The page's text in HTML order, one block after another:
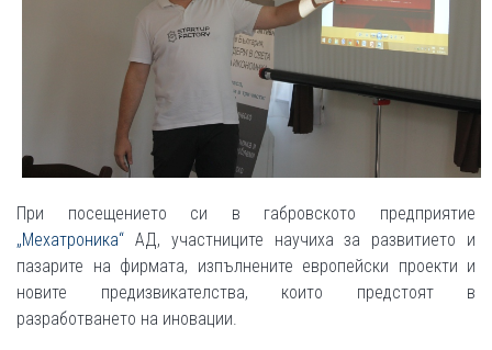
При посещението си в габровското предприятие
„Мехатроника“ АД, участниците научиха за развитието и
пазарите на фирмата, изпълнените европейски проекти и
новите предизвикателства, които предстоят в
разработването на иновации.